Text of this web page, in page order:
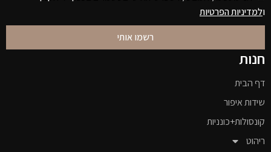
ולמדיניות הפרטיות
רשמו אותי
חנות
דף הבית
שידות איפור
קונסולות+כונניות
ריהוט